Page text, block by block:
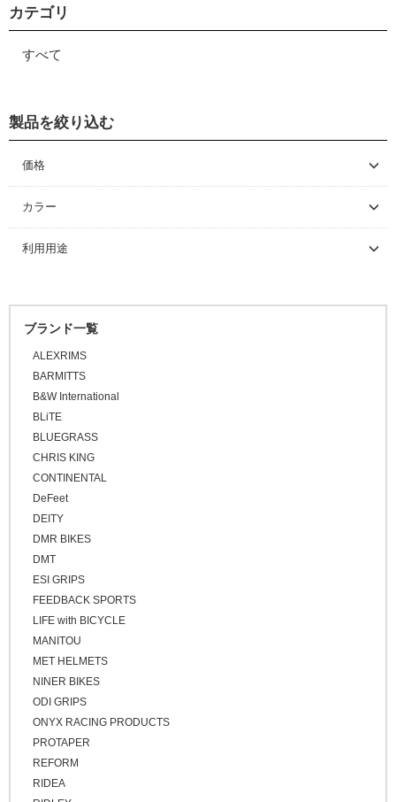
カテゴリ
すべて
製品を絞り込む
価格
～ \5,000
\5,001 ～ 10,000
\10,001 ～ 20,000
\30,001 ～ 50,000
\50,001 ～
カラー
利用用途
ブランド一覧
ALEXRIMS
BARMITTS
B&W International
BLiTE
BLUEGRASS
CHRIS KING
CONTINENTAL
DeFeet
DEITY
DMR BIKES
DMT
ESI GRIPS
FEEDBACK SPORTS
LIFE with BICYCLE
MANITOU
MET HELMETS
NINER BIKES
ODI GRIPS
ONYX RACING PRODUCTS
PROTAPER
REFORM
RIDEA